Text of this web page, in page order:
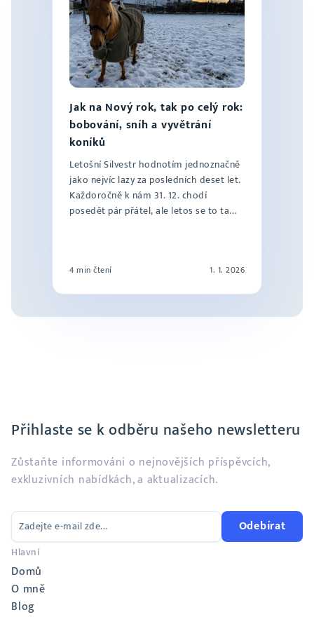
Jak na Nový rok, tak po celý rok:
bobování, sníh a vyvětrání
koníků
Letošní Silvestr hodnotím jednoznačně
jako nejvíc lazy za posledních deset let.
Každoročně k nám 31. 12. chodí
posedět pár přátel, ale letos se to ta...
4 min čtení 1. 1. 2026
Hlavní
Domů
O mně
Blog
Přihlaste se k odběru našeho newsletteru
Zůstaňte informováni o nejnovějších příspěvcích,
exkluzivních nabídkách, a aktualizacích.
Odebírat